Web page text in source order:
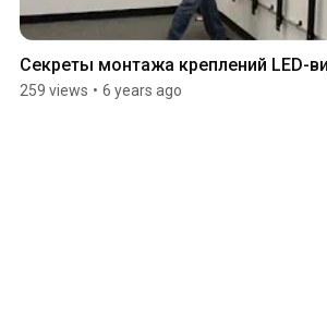
Секреты монтажа креплений LED-
259 views • 6 years ago